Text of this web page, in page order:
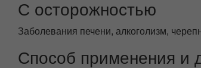
С осторожностью
Заболевания печени, алкоголизм,
Способ применения и